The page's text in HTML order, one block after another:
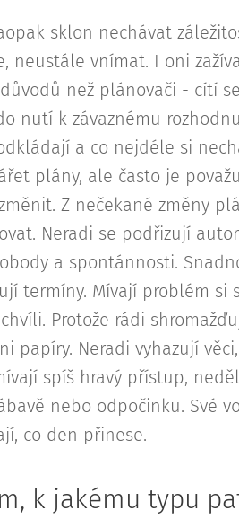
sklon nechávat
neustále vnímat. I oni
než plánovači - cítí
nutí k závaznému
a co nejdéle si
plány, ale často je
Z nečekané změny
Neradi se podřizují
a spontánnosti.
termíny. Mívají problém si
Protože rádi
papíry. Neradi vyhazují
spíš hravý přístup,
nebo odpočinku. Své
co den přinese.
k jakému typu